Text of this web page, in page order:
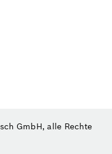
GmbH, alle Rechte